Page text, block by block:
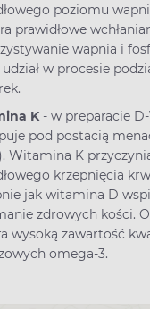
poziomu
prawidłowe
wapnia i
w procesie
K - w preparacie
pod postacią
Witamina K
krzepnięcia
jak witamina D
zdrowych kości.
wysoką zawartość
omega-3.